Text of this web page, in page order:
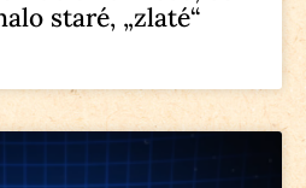
staré, „zlaté“